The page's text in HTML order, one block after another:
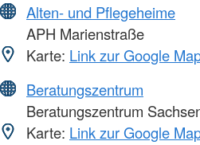
Alten- und Pflegeheime
APH Marienstraße
Karte: Link zur Google
Beratungszentrum
Beratungszentrum
Karte: Link zur Google